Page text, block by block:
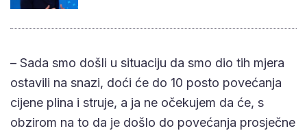
– Sada smo došli u situaciju da smo dio tih mjera
ostavili na snazi, doći će do 10 posto povećanja
cijene plina i struje, a ja ne očekujem da će, s
obzirom na to da je došlo do povećanja prosječne